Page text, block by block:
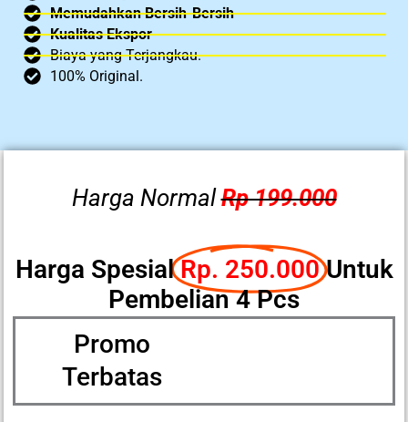
Memudahkan Bersih-Bersih
Kualitas Ekspor
Biaya yang Terjangkau.
100% Original.
Harga NormalRp 199.000
Harga Spesial Rp. 250.000 Untuk
Pembelian 4 Pcs
Promo
Terbatas